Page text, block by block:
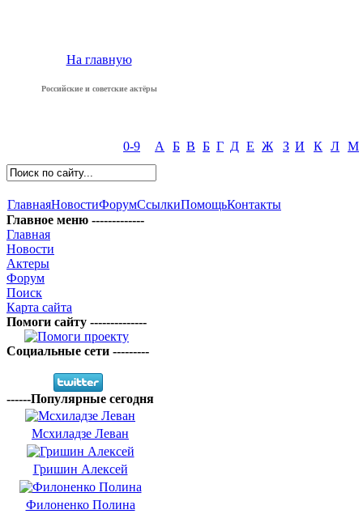
На главную
Российские и советские актёры
0-9 А Б В Б Г Д Е Ж З И К Л М
ГлавнаяНовостиФорумСсылкиПомощьКонтакты
Главное меню -------------
Главная
Новости
Актеры
Форум
Поиск
Карта сайта
Помоги сайту --------------
Социальные сети ---------
------Популярные сегодня
Мсхиладзе Леван
Гришин Алексей
Филоненко Полина